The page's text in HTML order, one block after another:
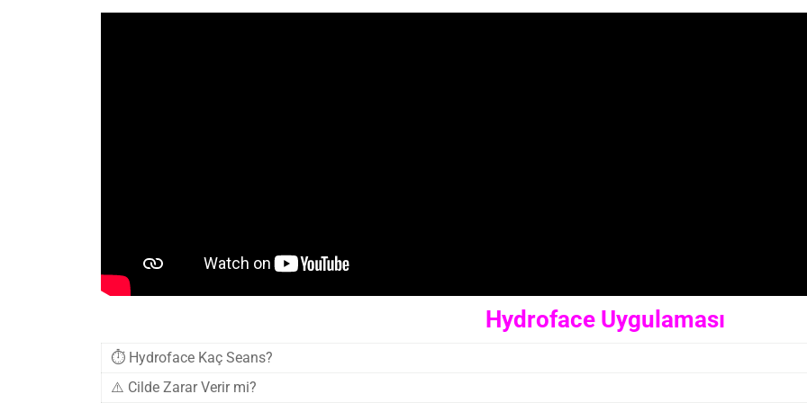
Hydroface Uygulaması
⏱️ Hydroface Kaç Seans?
⚠️ Cilde Zarar Verir mi?